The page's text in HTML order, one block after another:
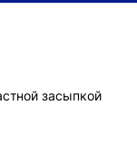
засыпкой